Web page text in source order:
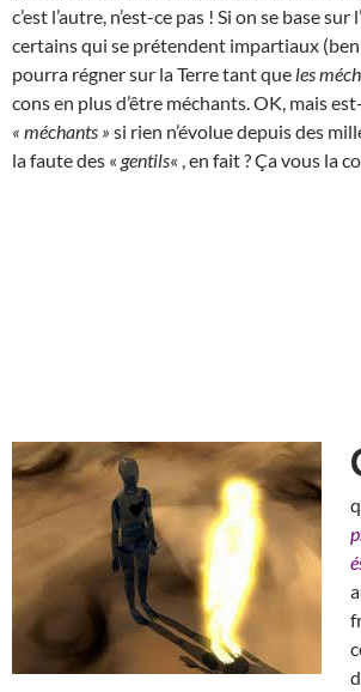
c’est l’autre, n’est-ce pas ! Si on se base
certains qui se prétendent impartiaux
pourra régner sur la Terre tant que les
cons en plus d’être méchants. OK, mais
« méchants » si rien n’évolue depuis des
la faute des « gentils« , en fait ? Ça vous la